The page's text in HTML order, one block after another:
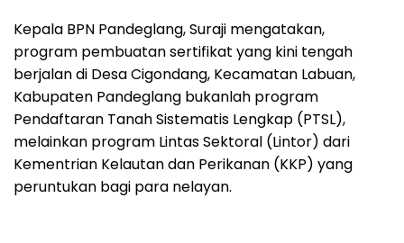
Kepala BPN Pandeglang, Suraji mengatakan,
program pembuatan sertifikat yang kini tengah
berjalan di Desa Cigondang, Kecamatan Labuan,
Kabupaten Pandeglang bukanlah program
Pendaftaran Tanah Sistematis Lengkap (PTSL),
melainkan program Lintas Sektoral (Lintor) dari
Kementrian Kelautan dan Perikanan (KKP) yang
peruntukan bagi para nelayan.